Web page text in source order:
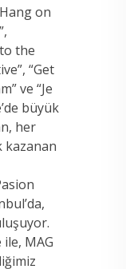
on
the
“Get
ve “Je
büyük
her
kazanan
MAG